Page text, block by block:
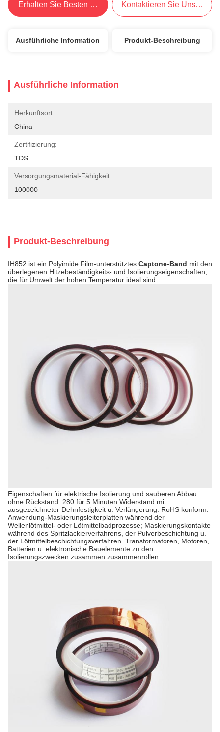
Erhalten Sie Besten Preis Kontaktieren Sie Uns Jetzt
Ausführliche Information Produkt-Beschreibung
Ausführliche Information
Herkunftsort:
China
Zertifizierung:
TDS
Versorgungsmaterial-Fähigkeit:
100000
Produkt-Beschreibung
IH852 ist ein Polyimide Film-unterstütztes Captone-Band mit den
überlegenen Hitzebeständigkeits- und Isolierungseigenschaften,
die für Umwelt der hohen Temperatur ideal sind.
Eigenschaften für elektrische Isolierung und sauberen Abbau
ohne Rückstand. 280 für 5 Minuten Widerstand mit
ausgezeichneter Dehnfestigkeit u. Verlängerung. RoHS konform.
Anwendung-Maskierungsleiterplatten während der
Wellenlötmittel- oder Lötmittelbadprozesse; Maskierungskontakte
während des Spritzlackierverfahrens, der Pulverbeschichtung u.
der Lötmittelbeschichtungsverfahren. Transformatoren, Motoren,
Batterien u. elektronische Bauelemente zu den
Isolierungszwecken zusammen zusammenrollen.